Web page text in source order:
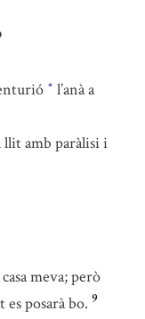
* l’anà a
llit amb paràlisi i
meva; però
posarà bo. 9